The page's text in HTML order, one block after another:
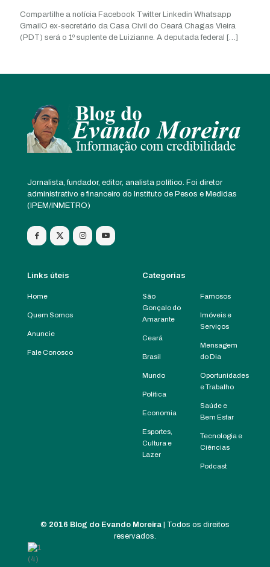
Compartilhe a notícia Facebook Twitter Linkedin Whatsapp
GmailO ex-secretário da Casa Civil do Ceará Chagas Vieira
(PDT) será o 1º suplente de Luizianne. A deputada federal […]
Jornalista, fundador, editor, analista político. Foi diretor
administrativo e financeiro do Instituto de Pesos e Medidas
(IPEM/INMETRO)
Links úteis
Home
Quem Somos
Anuncie
Fale Conosco
Categorias
São
Gonçalo do
Amarante
Ceará
Brasil
Mundo
Política
Economia
Esportes,
Cultura e
Lazer
Famosos
Imóveis e
Serviços
Mensagem
do Dia
Oportunidades
e Trabalho
Saúde e
Bem Estar
Tecnologia e
Ciências
Podcast
© 2016 Blog do Evando Moreira | Todos os direitos
reservados.